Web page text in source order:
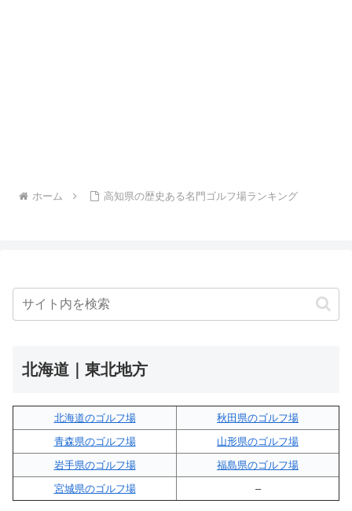
ホーム 高知県の歴史ある名門ゴルフ場ランキング
北海道｜東北地方
北海道のゴルフ場
秋田県のゴルフ場
青森県のゴルフ場
山形県のゴルフ場
岩手県のゴルフ場
福島県のゴルフ場
宮城県のゴルフ場
–